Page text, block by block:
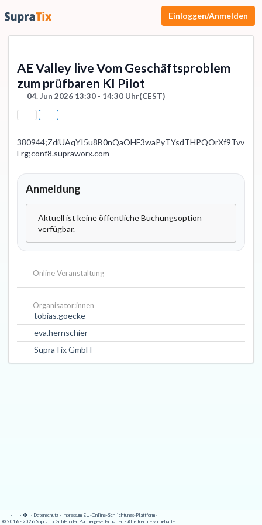
Einloggen/Anmelden
AE Valley live Vom Geschäftsproblem
zum prüfbaren KI Pilot
04. Jun 2026 13:30 - 14:30 Uhr(CEST)
380944;ZdiUAqYI5u8B0nQaOHF3waPyTYsdTHPQOrXf9Tvv
Frg;conf8.supraworx.com
Anmeldung
Aktuell ist keine öffentliche Buchungsoption
verfügbar.
Online Veranstaltung
Organisator:innen
tobias.goecke
eva.hernschier
SupraTix GmbH
· · · Datenschutz · Impressum EU-Online-Schlichtungs-Plattform ·
© 2016 - 2026 SupraTix GmbH oder Partnergesellschaften - Alle Rechte vorbehalten.